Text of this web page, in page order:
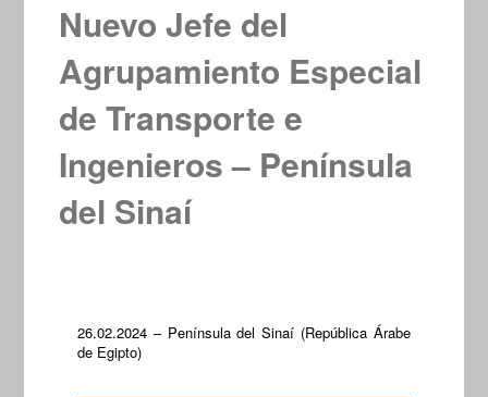
Nuevo Jefe del
Agrupamiento Especial
de Transporte e
Ingenieros – Península
del Sinaí
26.02.2024 – Península del Sinaí (República Árabe
de Egipto)